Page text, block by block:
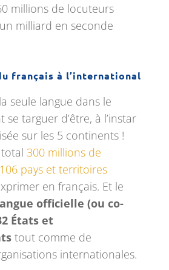
millions de locuteurs
milliard en seconde
français à l’international
seule langue dans le
targuer d’être, à l’instar
sur les 5 continents !
300 millions de
pays et territoires
en français. Et le
officielle (ou co-
États et
tout comme de
internationales.